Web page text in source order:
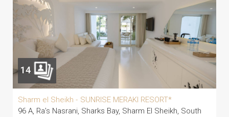
14
Sharm el Sheikh - SUNRISE MERAKI RESORT*
96 A, Ra’s Nasrani, Sharks Bay, Sharm El Sheikh, South